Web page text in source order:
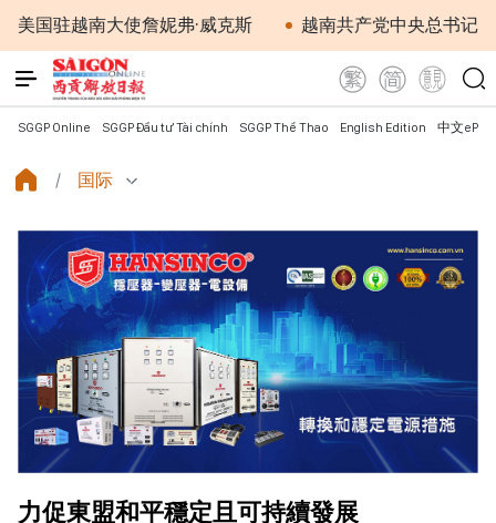
南大使詹妮弗·威克斯 越南共产党中央总书记、国家
SGGP Online SGGP Đầu tư Tài chính SGGP Thể Thao English Edition 中文
国际
力促東盟和平穩定且可持續發展